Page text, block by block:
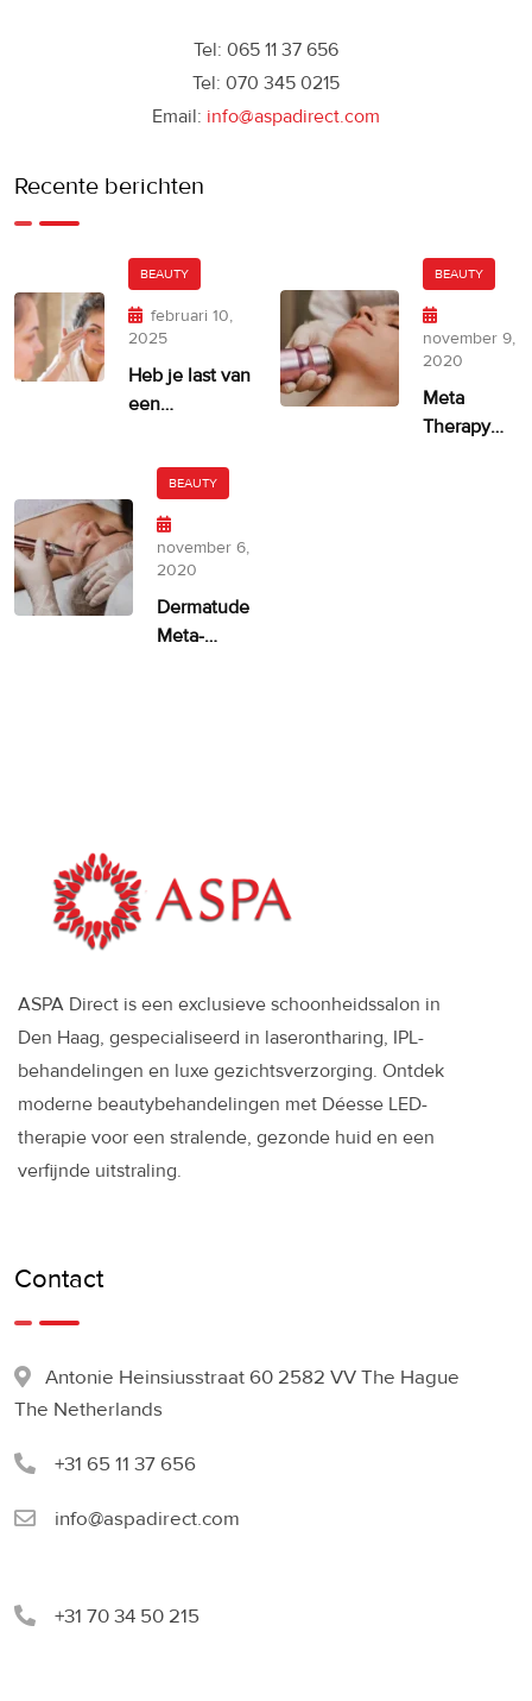
Tel: 065 11 37 656
Tel: 070 345 0215
Email: info@aspadirect.com
Recente berichten
BEAUTY
februari 10,
2025
Heb je last van
een
BEAUTY
november 9,
2020
Meta
Therapy
BEAUTY
november 6,
2020
Dermatude
Meta-
ASPA Direct is een exclusieve schoonheidssalon in
Den Haag, gespecialiseerd in laserontharing, IPL-
behandelingen en luxe gezichtsverzorging. Ontdek
moderne beautybehandelingen met Déesse LED-
therapie voor een stralende, gezonde huid en een
verfijnde uitstraling.
Contact
Antonie Heinsiusstraat 60 2582 VV The Hague
The Netherlands
+31 65 11 37 656
info@aspadirect.com
+31 70 34 50 215